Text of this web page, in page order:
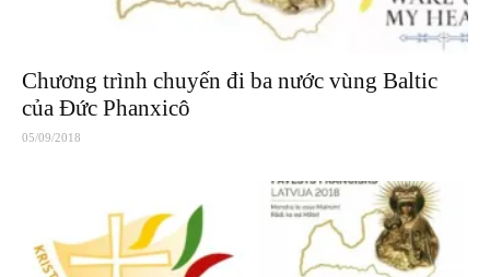
Chương trình chuyến đi ba nước vùng Baltic
của Đức Phanxicô
05/09/2018